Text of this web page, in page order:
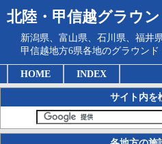
北陸・甲信越グラウ
新潟県、富山県、石川県、福井
甲信越地方6県各地のグラウンド
HOME INDEX
サイト内を